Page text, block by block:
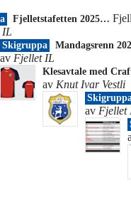
Fjelletstafetten 2025…
IL
Skigruppa Mandagsrenn
av Fjellet IL
Klesavtale med
av Knut Ivar Vestli
av Fjellet